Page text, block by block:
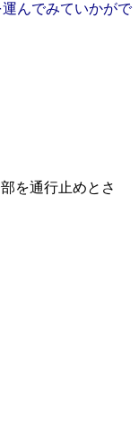
んでみていかがで
を通行止めとさ